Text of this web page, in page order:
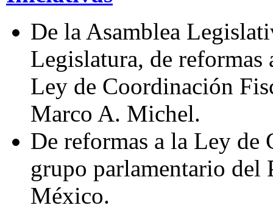
De la Asamblea
Legislatura, de reformas
Ley de Coordinación
Marco A. Michel.
De reformas a la Ley de
grupo parlamentario del
México.